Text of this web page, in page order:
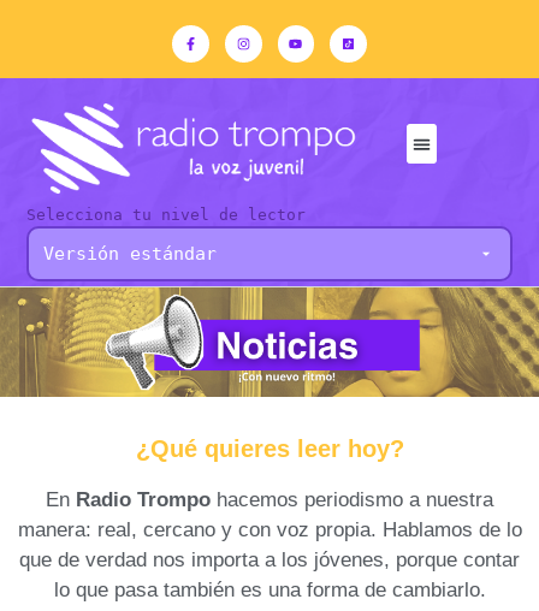
Selecciona tu nivel de lector
¿Qué quieres leer hoy?
En Radio Trompo hacemos periodismo a nuestra
manera: real, cercano y con voz propia. Hablamos de lo
que de verdad nos importa a los jóvenes, porque contar
lo que pasa también es una forma de cambiarlo.